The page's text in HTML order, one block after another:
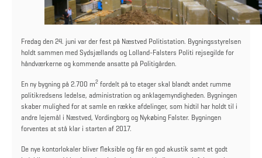
Fredag den 24. juni var der fest på Næstved Politistation. Bygningsstyrelsen
holdt sammen med Sydsjællands og Lolland-Falsters Politi rejsegilde for
håndværkerne og kommende ansatte på Politigården.
En ny bygning på 2.700 m2 fordelt på to etager skal blandt andet rumme
politikredsens ledelse, administration og anklagemyndigheden. Bygningen
skaber mulighed for at samle en række afdelinger, som hidtil har holdt til i
andre lejemål i Næstved, Vordingborg og Nykøbing Falster. Bygningen
forventes at stå klar i starten af 2017.
De nye kontorlokaler bliver fleksible og får en god akustik samt et godt